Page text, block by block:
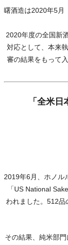
曙酒造は2020年5月
2020年度の全国新
対応として、本来
審の結果をもって
「全米
2019年6月、ホノル
「US National
われました。512品
その結果、純米部